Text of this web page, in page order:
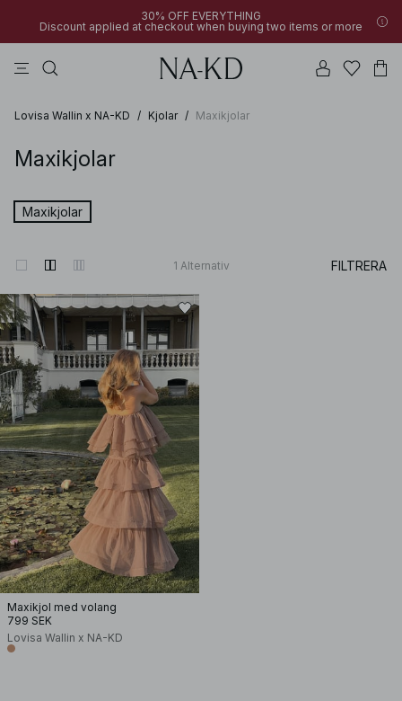
30% OFF EVERYTHING
Discount applied at checkout when buying two items or more
Lovisa Wallin x NA-KD / Kjolar / Maxikjolar
Maxikjolar
Maxikjolar
1 Alternativ FILTRERA
Maxikjol med volang
799 SEK
Lovisa Wallin x NA-KD